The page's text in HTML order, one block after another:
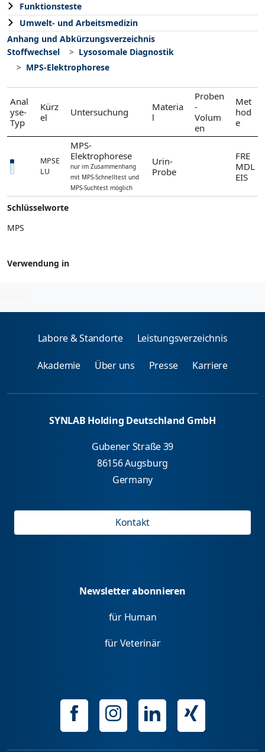
Funktionsteste
Umwelt- und Arbeitsmedizin
Anhang und Abkürzungsverzeichnis
Stoffwechsel
Lysosomale Diagnostik
MPS-Elektrophorese
Anal
yse-
Typ
Kürz
el
Untersuchung
Materia
l
Proben
-
Volum
en
Met
hod
e
MPSE
LU
MPS-
Elektrophorese
nur im Zusammenhang
mit MPS-Schnelltest und
MPS-Suchtest möglich
Urin-
Probe
FRE
MDL
EIS
Schlüsselworte
MPS
Verwendung in
2026-08-05
Labore & Standorte Leistungsverzeichnis
Akademie Über uns Presse Karriere
SYNLAB Holding Deutschland GmbH
Gubener Straße 39
86156 Augsburg
Germany
Kontakt
Newsletter abonnieren
für Human
für Veterinär